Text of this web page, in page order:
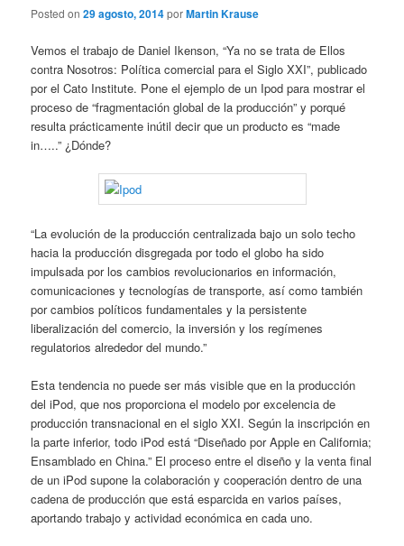
Posted on29 agosto, 2014porMartin Krause
Vemos el trabajo de Daniel Ikenson, “Ya no se trata de Ellos
contra Nosotros: Política comercial para el Siglo XXI”, publicado
por el Cato Institute. Pone el ejemplo de un Ipod para mostrar el
proceso de “fragmentación global de la producción” y porqué
resulta prácticamente inútil decir que un producto es “made
in…..” ¿Dónde?
“La evolución de la producción centralizada bajo un solo techo
hacia la producción disgregada por todo el globo ha sido
impulsada por los cambios revolucionarios en información,
comunicaciones y tecnologías de transporte, así como también
por cambios políticos fundamentales y la persistente
liberalización del comercio, la inversión y los regímenes
regulatorios alrededor del mundo.”
Esta tendencia no puede ser más visible que en la producción
del iPod, que nos proporciona el modelo por excelencia de
producción transnacional en el siglo XXI. Según la inscripción en
la parte inferior, todo iPod está “Diseñado por Apple en California;
Ensamblado en China.” El proceso entre el diseño y la venta final
de un iPod supone la colaboración y cooperación dentro de una
cadena de producción que está esparcida en varios países,
aportando trabajo y actividad económica en cada uno.